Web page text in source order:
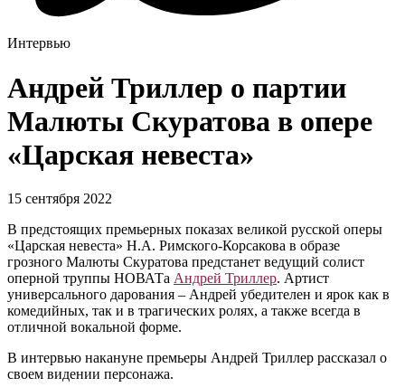
Интервью
Андрей Триллер о партии
Малюты Скуратова в опере
«Царская невеста»
15 сентября 2022
В предстоящих премьерных показах великой русской оперы
«Царская невеста» Н.А. Римского-Корсакова в образе
грозного Малюты Скуратова предстанет ведущий солист
оперной труппы НОВАТа Андрей Триллер. Артист
универсального дарования – Андрей убедителен и ярок как в
комедийных, так и в трагических ролях, а также всегда в
отличной вокальной форме.
В интервью накануне премьеры Андрей Триллер рассказал о
своем видении персонажа.